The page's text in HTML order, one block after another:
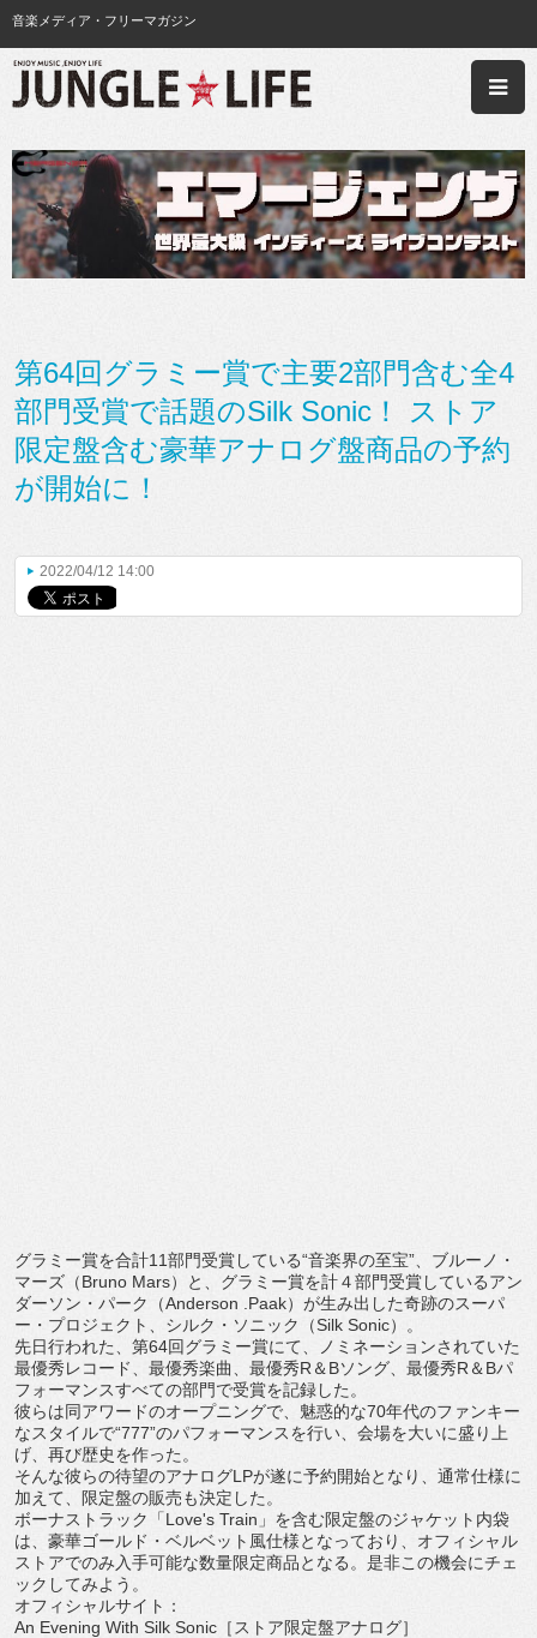
音楽メディア・フリーマガジン
第64回グラミー賞で主要2部門含む全4
部門受賞で話題のSilk Sonic！ ストア
限定盤含む豪華アナログ盤商品の予約
が開始に！
2022/04/12 14:00
グラミー賞を合計11部門受賞している“音楽界の至宝”、 ブルーノ・
マーズ（Bruno Mars）と、グラミー賞を計４部門受賞しているアン
ダーソン・ パーク（Anderson .Paak）が生み出した奇跡のスーパ
ー・プロジェクト、 シルク・ソニック（Silk Sonic）。
先日行われた、第64回グラミー賞にて、
ノミネーションされていた
最優秀レコード、最優秀楽曲、最優秀R ＆ Bソング、最優秀R ＆ Bパ
フォーマンスすべての部門で受賞を記録した。
彼らは同アワードのオープニングで、魅惑的な70年代のファンキー
なスタイルで“777”のパフォーマンスを行い、 会場を大いに盛り上
げ、再び歴史を作った。
そんな彼らの待望のアナログLPが遂に予約開始となり、 通常仕様に
加えて、限定盤の販売も決定した。
ボーナストラック「Love's Train 」を含む限定盤のジャケット内袋
は、豪華ゴールド・ ベルベット風仕様となっており、 オフィシャル
ストアでのみ入手可能な数量限定商品となる。 是非この機会にチェ
ックしてみよう。
オフィシャルサイト：
An Evening With Silk Sonic ［ストア限定盤アナログ］